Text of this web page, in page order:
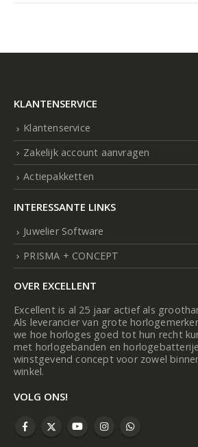
KLANTENSERVICE
Klantenservice
Zakelijk account aanvragen
Actiepakketten
INTERESSANTE LINKS
Juwelier Software
PRISMA + CONCEPT
OVER EXCELLENT
Excellent is al 25 jaar actief als
Als leverancier van grote
we hoe horloges goed tot hun recht
met horlogebanden en
winstgevend concept voor zowel
winkel.
VOLG ONS!